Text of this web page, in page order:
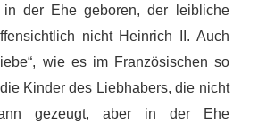
der Ehe geboren, der leibliche
nicht Heinrich II. Auch
wie es im Französischen so
Kinder des Liebhabers, die nicht
gezeugt, aber in der Ehe